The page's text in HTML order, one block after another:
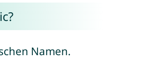
Namen.